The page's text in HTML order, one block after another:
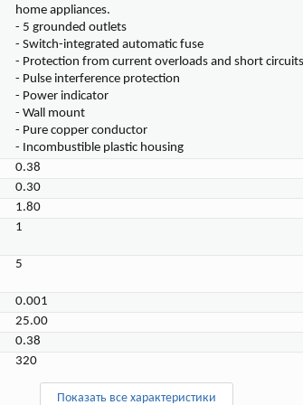
home appliances.
- 5 grounded outlets
- Switch-integrated automatic fuse
- Protection from current overloads and short circuits
- Pulse interference protection
- Power indicator
- Wall mount
- Pure copper conductor
- Incombustible plastic housing
0.38
0.30
1.80
1
5
0.001
25.00
0.38
320
Показать все характеристики